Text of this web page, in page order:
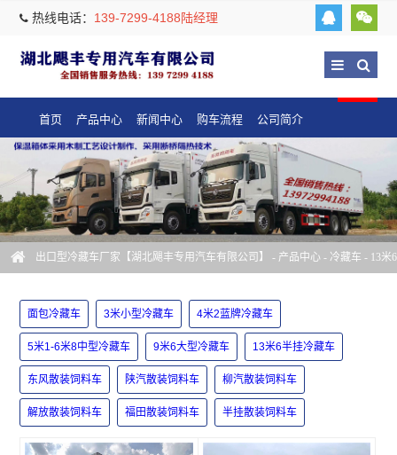
热线电话： 139-7299-4188陆经理
首页 产品中心 新闻中心 购车流程 公司简介
出口型冷藏车厂家【湖北飓丰专用汽车有限公司】 - 产品中心 - 冷藏车 - 13米6
面包冷藏车 3米小型冷藏车 4米2蓝牌冷藏车
5米1-6米8中型冷藏车 9米6大型冷藏车 13米6半挂冷藏车
东风散装饲料车 陕汽散装饲料车 柳汽散装饲料车
解放散装饲料车 福田散装饲料车 半挂散装饲料车